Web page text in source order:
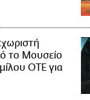
το Μουσείο
ΟΤΕ για